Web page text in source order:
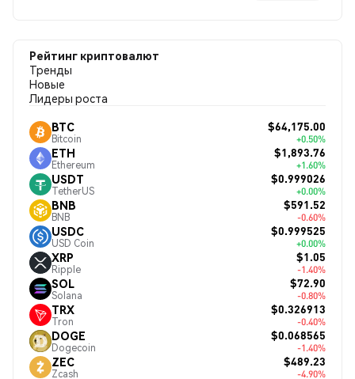
Рейтинг криптовалют
Тренды
Новые
Лидеры роста
BTC
Bitcoin
$64,175.00
+0.50%
ETH
Ethereum
$1,893.76
+1.60%
USDT
TetherUS
$0.999026
+0.00%
BNB
BNB
$591.52
-0.60%
USDC
USD Coin
$0.999525
+0.00%
XRP
Ripple
$1.05
-1.40%
SOL
Solana
$72.90
-0.80%
TRX
Tron
$0.326913
-0.40%
DOGE
Dogecoin
$0.068565
-1.40%
ZEC
Zcash
$489.23
-4.90%